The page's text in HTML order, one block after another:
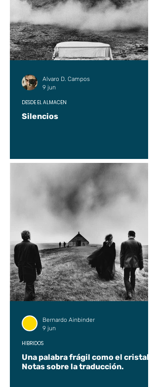
Silencios
DESDE EL ALMACÉN
Alvaro D. Campos
9 jun
Una palabra frágil como el cristal.
Notas sobre la traducción.
HÍBRIDOS
Bernardo Ainbinder
9 jun